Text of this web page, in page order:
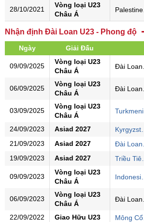
28/10/2021
Vòng loại U23
Châu Á
Nhận định Đài Loan U23 - Phong độ
Ngày Giải Đấu
09/09/2025
Vòng loại U23
Châu Á
06/09/2025
Vòng loại U23
Châu Á
03/09/2025
Vòng loại U23
Châu Á
24/09/2023 Asiad 2027
21/09/2023
Asiad 2027
19/09/2023
Asiad 2027
09/09/2023
Vòng loại U23
Châu Á
06/09/2023
Vòng loại U23
Châu Á
22/09/2022 Giao Hữu U23